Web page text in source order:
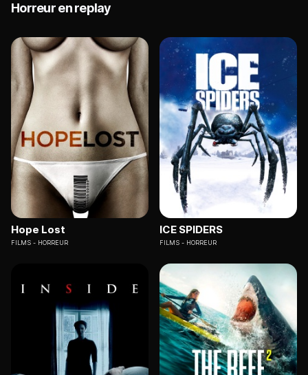
Horreur en replay
Hope Lost
FILMS HORREUR
ICE SPIDERS
FILMS HORREUR